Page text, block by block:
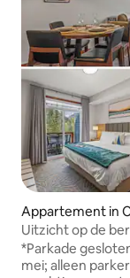
Appartement in
Uitzicht op de
Buitenzwembad
*Parkade
mei; alleen